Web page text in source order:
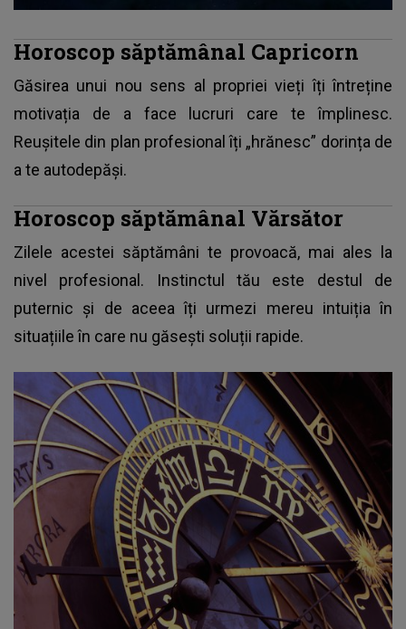
Horoscop săptămânal Capricorn
Găsirea unui nou sens al propriei vieți îți întreține
motivația de a face lucruri care te împlinesc.
Reușitele din plan profesional îți „hrănesc” dorința de
a te autodepăși.
Horoscop săptămânal Vărsător
Zilele acestei săptămâni te provoacă, mai ales la
nivel profesional. Instinctul tău este destul de
puternic și de aceea îți urmezi mereu intuiția în
situațiile în care nu găsești soluții rapide.